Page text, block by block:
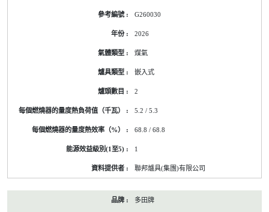
G260030
2026
煤氣
嵌入式
2
5.2 / 5.3
68.8 / 68.8
1
聯邦爐具(集團)有限公司
多田牌